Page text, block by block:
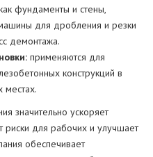
фундаменты и стены,
для дробления и резки
демонтажа.
применяются для
конструкций в
местах.
значительно ускоряет
риски для рабочих и улучшает
обеспечивает